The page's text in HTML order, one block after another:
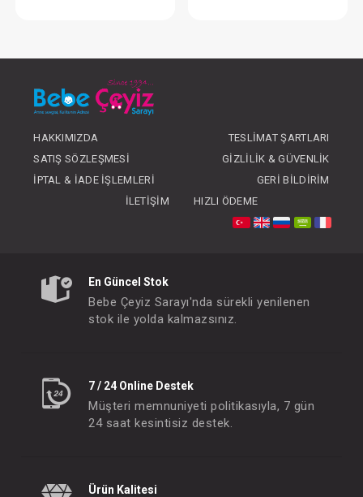
OLUNUZ
HAKKIMIZDA
TESLIMAT ŞARTLARI
SATIŞ SÖZLEŞMESI
GIZLILIK & GÜVENLIK
İPTAL & İADE İŞLEMLERI
GERI BILDIRIM
İLETIŞIM
HIZLI ÖDEME
En Güncel Stok
Bebe Çeyiz Sarayı'nda sürekli yenilenen
stok ile yolda kalmazsınız.
7 / 24 Online Destek
Müşteri memnuniyeti politikasıyla, 7 gün
24 saat kesintisiz destek.
Ürün Kalitesi